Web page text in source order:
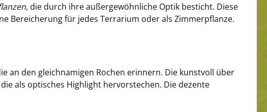
, die durch ihre außergewöhnliche Optik besticht. Diese
Bereicherung für jedes Terrarium oder als Zimmerpflanze.
an den gleichnamigen Rochen erinnern. Die kunstvoll über
als optisches Highlight hervorstechen. Die dezente